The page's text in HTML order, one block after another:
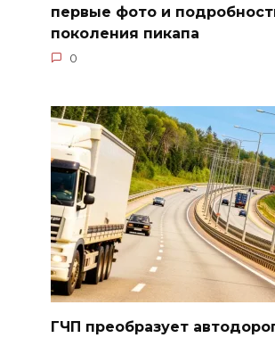
первые фото и
поколения пикапа
0
ГЧП преобразует